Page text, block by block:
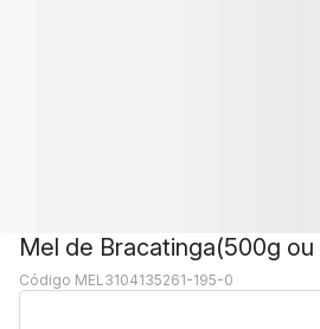
Mel de Bracatinga(500g ou
Código MEL3104135261-195-0